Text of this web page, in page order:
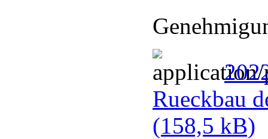
Rueckbau
(158,5 kB)